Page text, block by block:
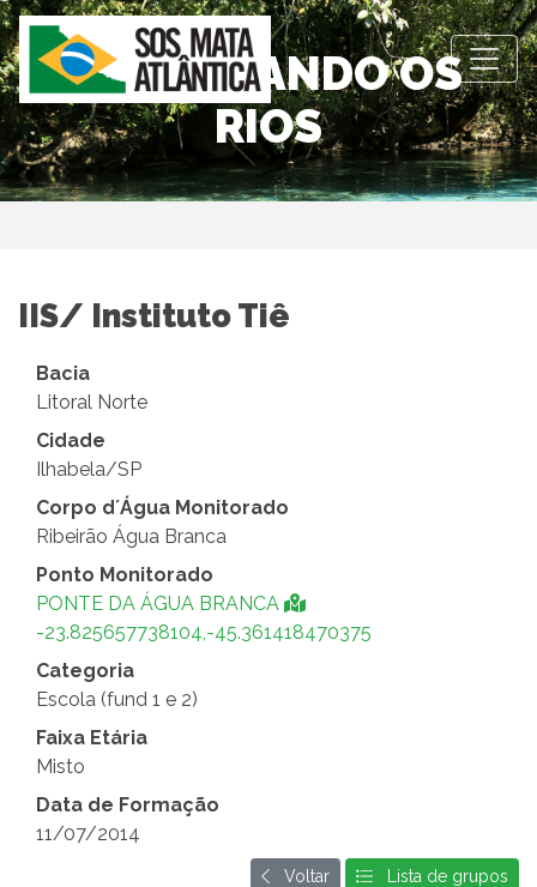
OBSERVANDO OS
RIOS
IIS/ Instituto Tiê
Bacia
Litoral Norte
Cidade
Ilhabela/SP
Corpo d´Água Monitorado
Ribeirão Água Branca
Ponto Monitorado
PONTE DA ÁGUA BRANCA
-23.825657738104,-45.361418470375
Categoria
Escola (fund 1 e 2)
Faixa Etária
Misto
Data de Formação
11/07/2014
Voltar Lista de grupos